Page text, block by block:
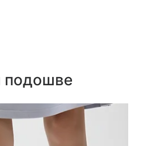
подошве